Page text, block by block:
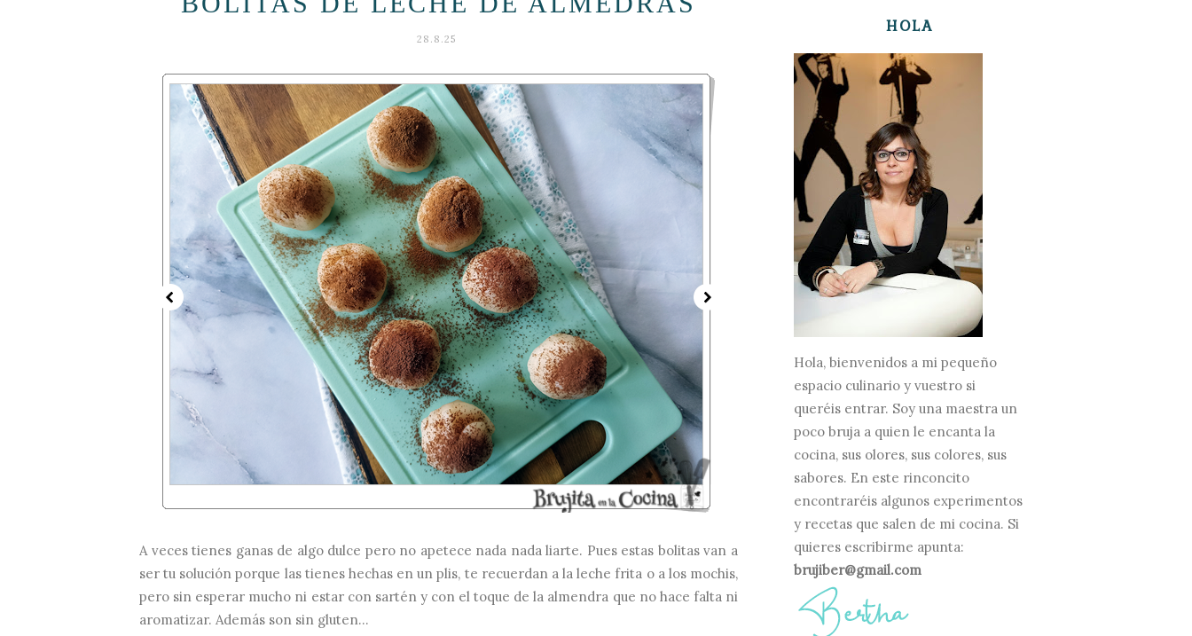
28.8.25
A veces tienes ganas de algo dulce pero no apetece nada nada liarte. Pues estas bolitas van a
ser tu solución porque las tienes hechas en un plis, te recuerdan a la leche frita o a los mochis,
pero sin esperar mucho ni estar con sartén y con el toque de la almendra que no hace falta ni
aromatizar. Además son sin gluten...
HOLA
Hola, bienvenidos a mi pequeño
espacio culinario y vuestro si
queréis entrar. Soy una maestra un
poco bruja a quien le encanta la
cocina, sus olores, sus colores, sus
sabores. En este rinconcito
encontraréis algunos experimentos
y recetas que salen de mi cocina. Si
quieres escribirme apunta:
brujiber@gmail.com